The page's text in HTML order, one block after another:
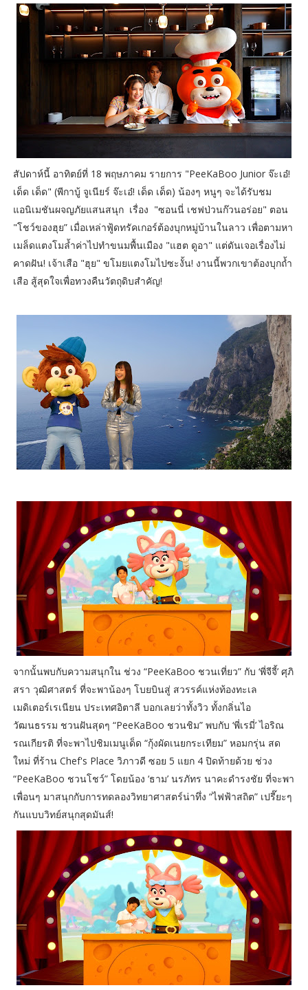
สัปดาห์นี้ อาทิตย์ที่ 18 พฤษภาคม รายการ "PeeKaBoo Junior จ๊ะเอ๋!
เด็ด เด็ด" (พีกาบู้ จูเนียร์ จ๊ะเอ๋! เด็ด เด็ด) น้องๆ หนูๆ จะได้รับชม
แอนิเมชันผจญภัยแสนสนุก เรื่อง "ซอนนี่ เชฟป่วนก๊วนอร่อย" ตอน
"โชว์ของฮุย” เมื่อเหล่าฟู้ดทรัคเกอร์ต้องบุกหมู่บ้านในลาว เพื่อตามหา
เมล็ดแตงโมล้ำค่าไปทำขนมพื้นเมือง "แฮต ดูอา" แต่ดันเจอเรื่องไม่
คาดฝัน! เจ้าเสือ "ฮุย" ขโมยแตงโมไปซะงั้น! งานนี้พวกเขาต้องบุกถ้ำ
เสือ สู้สุดใจเพื่อทวงคืนวัตถุดิบสำคัญ!
จากนั้นพบกับความสนุกใน ช่วง “PeeKaBoo ชวนเที่ยว” กับ ‘พี่จีจี้’ ศุภิ
สรา วุฒิศาสตร์ ที่จะพาน้องๆ โบยบินสู่ สวรรค์แห่งท้องทะเล
เมดิเตอร์เรเนียน ประเทศอิตาลี บอกเลยว่าทั้งวิว ทั้งกลิ่นไอ
วัฒนธรรม ชวนฝันสุดๆ “PeeKaBoo ชวนชิม” พบกับ ‘พี่เรมี่’ ไอริณ
รณเกียรติ ที่จะพาไปชิมเมนูเด็ด “กุ้งผัดเนยกระเทียม” หอมกรุ่น สด
ใหม่ ที่ร้าน Chef's Place วิภาวดี ซอย 5 แยก 4 ปิดท้ายด้วย ช่วง
“PeeKaBoo ชวนโชว์” โดยน้อง ‘ธาม’ นรภัทร นาคะดำรงชัย ที่จะพา
เพื่อนๆ มาสนุกกับการทดลองวิทยาศาสตร์น่าทึ่ง “ไฟฟ้าสถิต” เปรี๊ยะๆ
กันแบบวิทย์สนุกสุดมันส์!